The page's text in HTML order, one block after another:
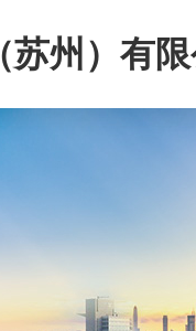
苏州）有